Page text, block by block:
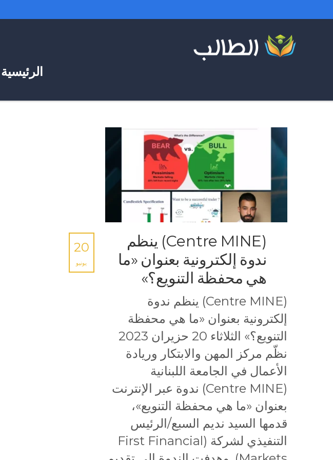
الرئيسية
(Centre MINE) ينظم
ندوة إلكترونية بعنوان «ما
هي محفظة التنويع؟»
20
يونيو
(Centre MINE) ينظم ندوة
إلكترونية بعنوان «ما هي محفظة
التنويع؟» الثلاثاء 20 حزيران 2023
نظّم مركز المهن والابتكار وريادة
الأعمال في الجامعة اللبنانية
(Centre MINE) ندوة عبر الإنترنت
بعنوان «ما هي محفظة التنويع»،
قدمها السيد نديم السبع/الرئيس
التنفيذي لشركة (First Financial